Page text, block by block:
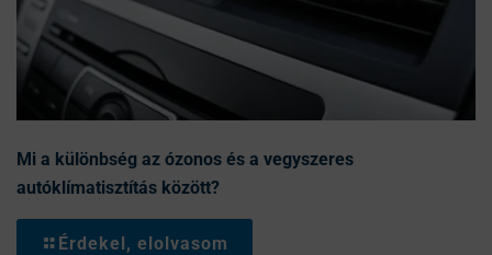
Mi a különbség az ózonos és a vegyszeres
autóklímatisztítás között?
Érdekel, elolvasom